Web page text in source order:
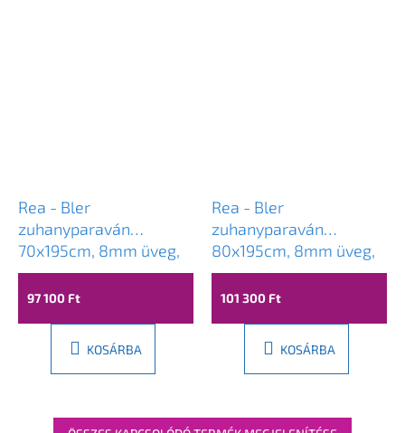
Rea - Bler
zuhanyparaván
70x195cm, 8mm üveg,
átlátszó üveg / fekete
profil, REA-K7636
97 100 Ft
KOSÁRBA
Rea - Bler
zuhanyparaván
80x195cm, 8mm üveg,
átlátszó üveg / fekete
profil, REA-K7637
101 300 Ft
KOSÁRBA